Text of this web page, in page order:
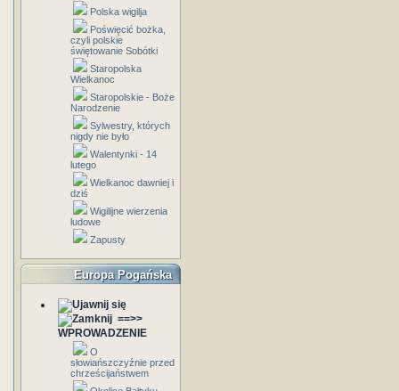
Polska wigilja
Poświęcić bożka,
czyli polskie
świętowanie Sobótki
Staropolska
Wielkanoc
Staropolskie - Boże
Narodzenie
Sylwestry, których
nigdy nie było
Walentynki - 14
lutego
Wielkanoc dawniej i
dziś
Wigilijne wierzenia
ludowe
Zapusty
Europa Pogańska
==>>
WPROWADZENIE
O
słowiańszczyźnie przed
chrześcijaństwem